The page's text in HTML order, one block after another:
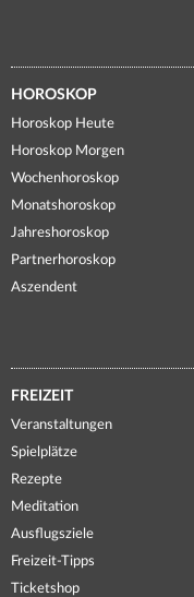
HOROSKOP
Horoskop Heute
Horoskop Morgen
Wochenhoroskop
Monatshoroskop
Jahreshoroskop
Partnerhoroskop
Aszendent
FREIZEIT
Veranstaltungen
Spielplätze
Rezepte
Meditation
Ausflugsziele
Freizeit-Tipps
Ticketshop